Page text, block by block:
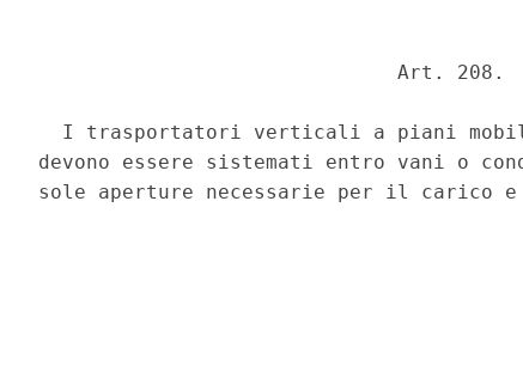
                              Art. 208.
I trasportatori verticali a piani
devono essere sistemati entro vani o